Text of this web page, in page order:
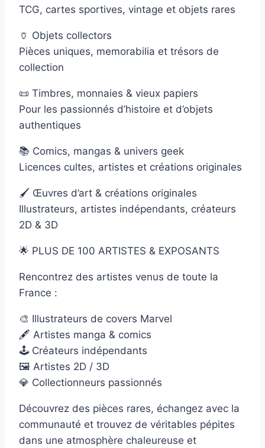
TCG, cartes sportives, vintage et objets rares
🏺 Objets collectors
Pièces uniques, memorabilia et trésors de
collection
📜 Timbres, monnaies & vieux papiers
Pour les passionnés d’histoire et d’objets
authentiques
📚 Comics, mangas & univers geek
Licences cultes, artistes et créations originales
🖌️ Œuvres d’art & créations originales
Illustrateurs, artistes indépendants, créateurs
2D & 3D
🌟 PLUS DE 100 ARTISTES & EXPOSANTS
Rencontrez des artistes venus de toute la
France :
🎨 Illustrateurs de covers Marvel
🖋️ Artistes manga & comics
🕹️ Créateurs indépendants
🖼️ Artistes 2D / 3D
💎 Collectionneurs passionnés
Découvrez des pièces rares, échangez avec la
communauté et trouvez de véritables pépites
dans une atmosphère chaleureuse et